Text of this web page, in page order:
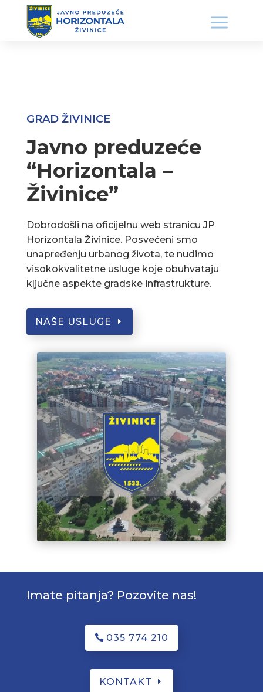
GRAD ŽIVINICE
Javno preduzeće
“Horizontala –
Živinice”
Dobrodošli na oficijelnu web stranicu JP
Horizontala Živinice. Posvećeni smo
unapređenju urbanog života, te nudimo
visokokvalitetne usluge koje obuhvataju
ključne aspekte gradske infrastrukture.
NAŠE USLUGE
Imate pitanja? Pozovite nas!
035 774 210
KONTAKT